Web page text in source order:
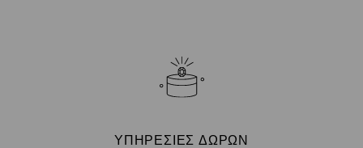
ΥΠΗΡΕΣΊΕΣ ΔΏΡΩΝ